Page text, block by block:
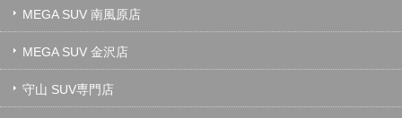
MEGA SUV 南風原店
MEGA SUV 金沢店
守山 SUV専門店